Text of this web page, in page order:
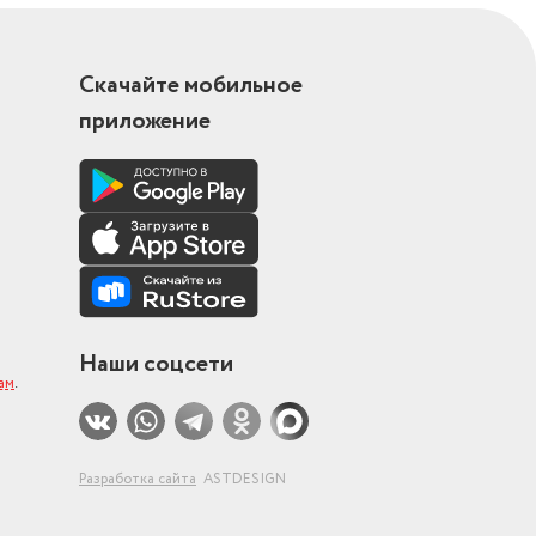
.
Скачайте мобильное
приложение
Наши соцсети
Разработка сайта ASTDESIGN